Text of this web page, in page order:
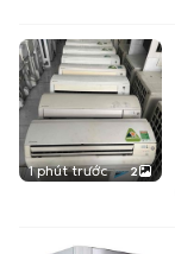
1 phút trước 2